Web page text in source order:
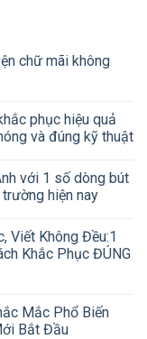
chữ mãi không
phục hiệu quả
và đúng kỹ thuật
với 1 số dòng bút
hiện nay
Viết Không Đều:1
Khắc Phục ĐÚNG
Mắc Phổ Biến
Bắt Đầu